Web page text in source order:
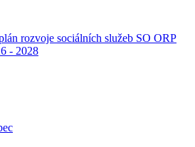
rozvoje sociálních služeb SO ORP
- 2028